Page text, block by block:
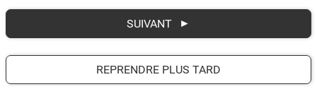
SUIVANT
REPRENDRE PLUS TARD